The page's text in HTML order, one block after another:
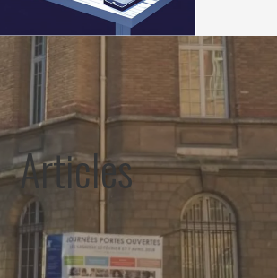
RICHARD
du lycée Jules Richard
Articles